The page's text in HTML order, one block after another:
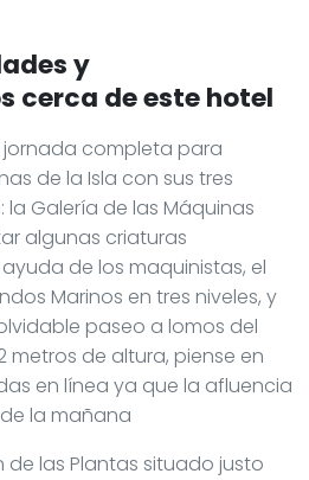
y
cerca de este hotel
jornada completa para
de la Isla con sus tres
la Galería de las Máquinas
algunas criaturas
de los maquinistas, el
Marinos en tres niveles, y
paseo a lomos del
metros de altura, piense en
en línea ya que la afluencia
la mañana
de las Plantas situado justo